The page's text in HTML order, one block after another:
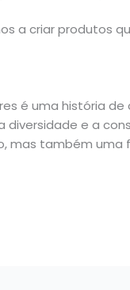
a criar produtos
é uma história
e a
mas também